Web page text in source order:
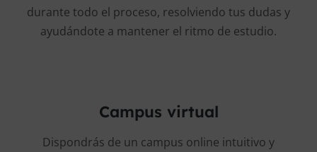
durante todo el proceso, resolviendo tus dudas y
ayudándote a mantener el ritmo de estudio.
Campus virtual
Dispondrás de un campus online intuitivo y